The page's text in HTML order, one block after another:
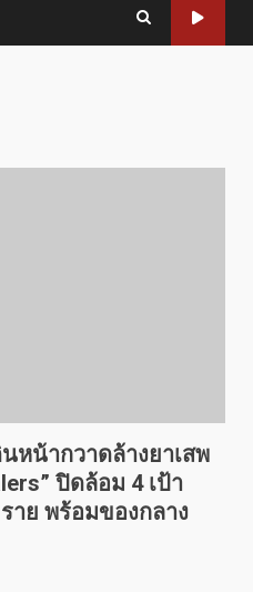
หน้ากวาดล้างยาเสพ
ปิดล้อม 4 เป้า
าย พร้อมของกลาง